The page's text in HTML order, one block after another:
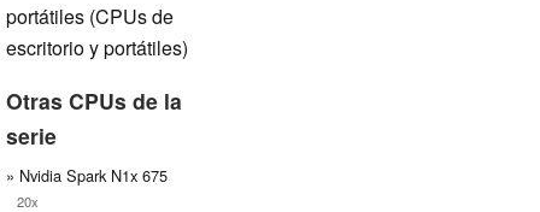
portátiles (CPUs de
escritorio y portátiles)
Otras CPUs de la
serie
» Nvidia Spark N1x 675
20x